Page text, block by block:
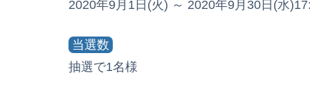
2020年9月1日(火) ～ 2020年9月30日(水
当選数
抽選で1名様